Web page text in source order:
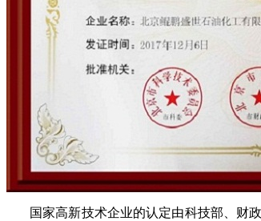
国家高新技术企业的认定由科技部、财政